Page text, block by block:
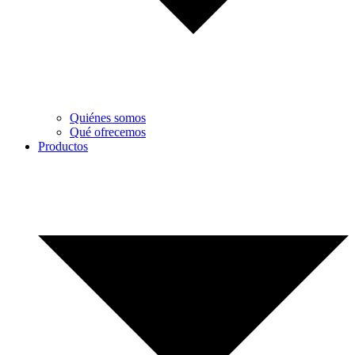
Quiénes somos
Qué ofrecemos
Productos